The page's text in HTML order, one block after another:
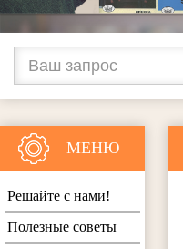
МЕНЮ
Решайте с нами!
Полезные советы